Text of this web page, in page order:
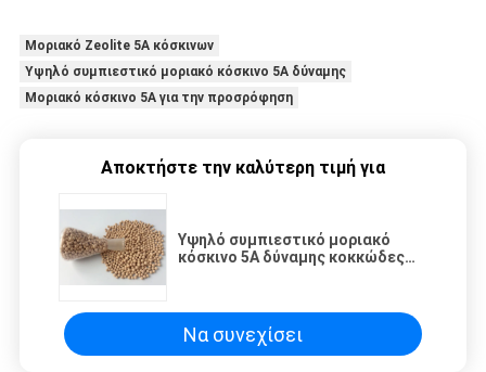
Μοριακό Zeolite 5A κόσκινων
Υψηλό συμπιεστικό μοριακό κόσκινο 5A δύναμης
Μοριακό κόσκινο 5A για την προσρόφηση
Αποκτήστε την καλύτερη τιμή για
Υψηλό συμπιεστικό μοριακό
κόσκινο 5A δύναμης κοκκώδες
Να συνεχίσει